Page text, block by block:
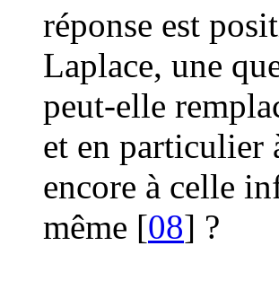
réponse est
Laplace, une
peut-elle
et en particulier
encore à celle
même [08] ?